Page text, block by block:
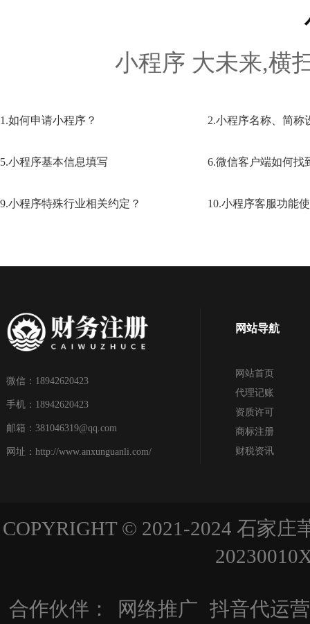
小程序 大未来,横
1.如何申请小程序？ 2.小程序名称、简称
5.小程序基本信息填写 6.微信客户端如何找
9.小程序特殊行业相关约定？ 10.小程序客服功能
微信：18942620423
手机：18942620423
邮箱：381046319@qq.com
网址：http://www.anxunguanli.com/
网站导航
网站首页
代理记账
资质许可
商标注册
财税资讯
COPYRIGHT © 2021-2024 石家
合作伙伴： 网络推广 抖音代运营